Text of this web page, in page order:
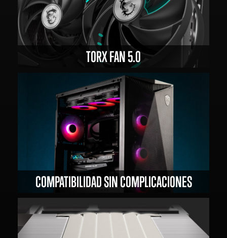
TORX FAN 5.0
COMPATIBILIDAD SIN COMPLICACIONES